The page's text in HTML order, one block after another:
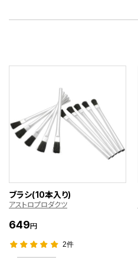
ブラシ(10本入り)
アストロプロダクツ
649円
2件